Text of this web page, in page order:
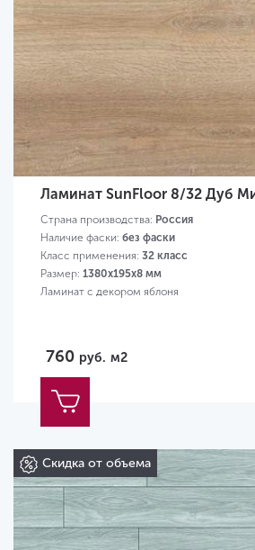
Ламинат SunFloor 8/32 Дуб
Страна производства: Россия
Наличие фаски: без фаски
Класс применения: 32 класс
Размер: 1380х195х8 мм
Ламинат с декором яблоня
760 руб. м2
Скидка от объема